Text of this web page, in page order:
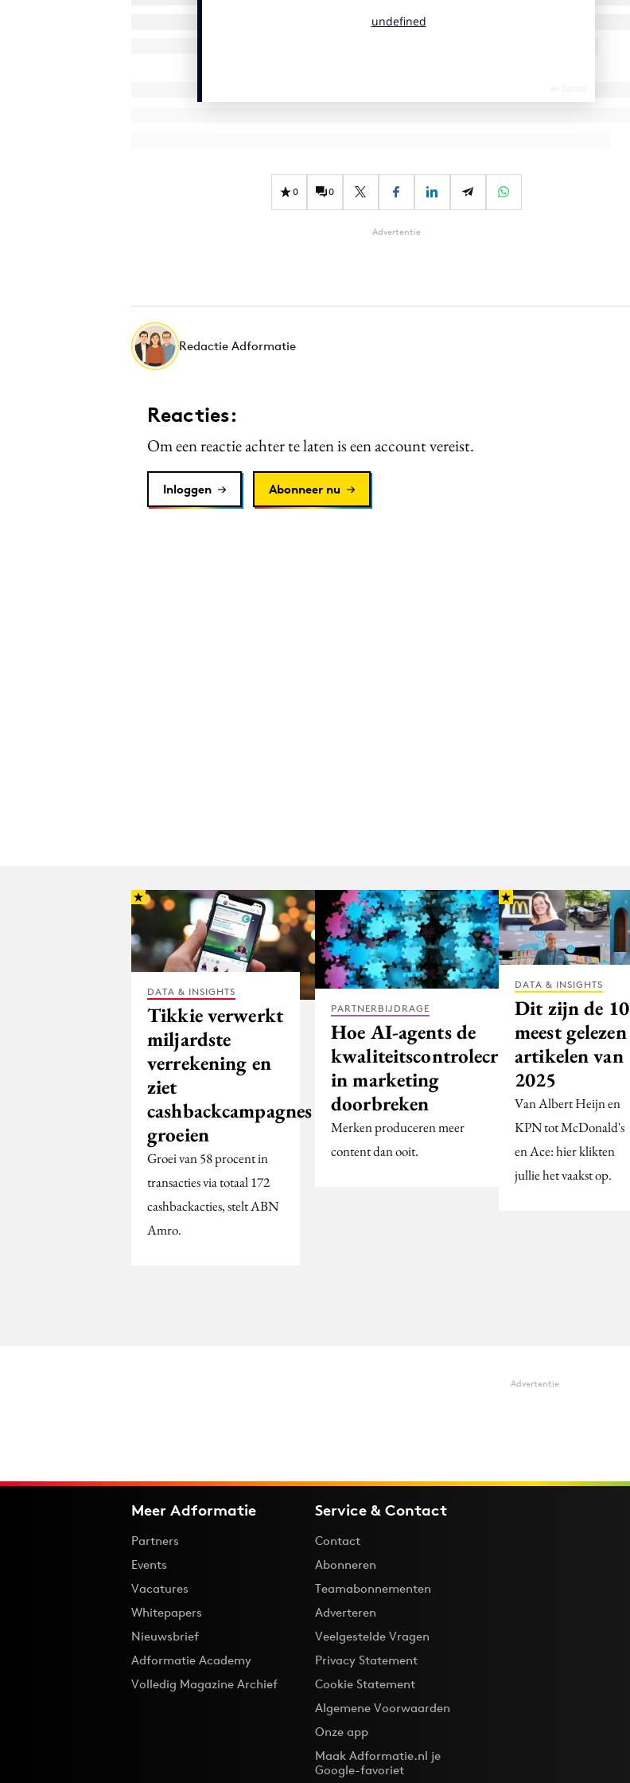
0 0
Advertentie
Redactie Adformatie
Reacties:
Om een reactie achter te laten is een account vereist.
Inloggen Abonneer nu
DATA & INSIGHTS
Tikkie verwerkt
miljardste
verrekening en
ziet
cashbackcampagnes
groeien
Groei van 58 procent in
transacties via totaal 172
cashbackacties, stelt ABN
Amro.
PARTNERBIJDRAGE
Hoe AI-agents de
kwaliteitscontrolecrisis
in marketing
doorbreken
Merken produceren meer
content dan ooit.
DATA & INSIGHTS
Dit zijn de 10
meest gelezen
artikelen van
2025
Van Albert Heijn en
KPN tot McDonald's
en Ace: hier klikten
jullie het vaakst op.
Advertentie
Meer Adformatie
Partners
Events
Vacatures
Whitepapers
Nieuwsbrief
Adformatie Academy
Volledig Magazine Archief
Service & Contact
Contact
Abonneren
Teamabonnementen
Adverteren
Veelgestelde Vragen
Privacy Statement
Cookie Statement
Algemene Voorwaarden
Onze app
Maak Adformatie.nl je
Google-favoriet